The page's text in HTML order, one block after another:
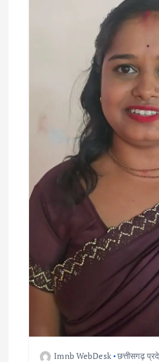
Imnb WebDesk छत्तीसगढ़